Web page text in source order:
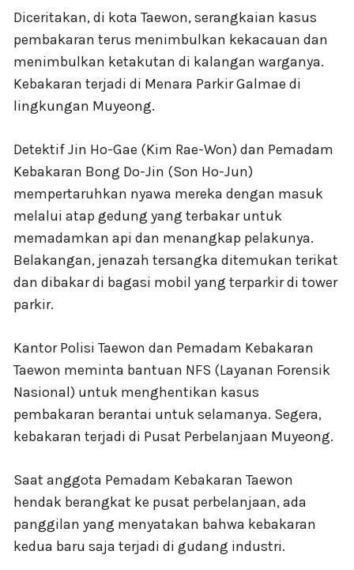
Diceritakan, di kota Taewon, serangkaian kasus
pembakaran terus menimbulkan kekacauan dan
menimbulkan ketakutan di kalangan warganya.
Kebakaran terjadi di Menara Parkir Galmae di
lingkungan Muyeong.
Detektif Jin Ho-Gae (Kim Rae-Won) dan Pemadam
Kebakaran Bong Do-Jin (Son Ho-Jun)
mempertaruhkan nyawa mereka dengan masuk
melalui atap gedung yang terbakar untuk
memadamkan api dan menangkap pelakunya.
Belakangan, jenazah tersangka ditemukan terikat
dan dibakar di bagasi mobil yang terparkir di tower
parkir.
Kantor Polisi Taewon dan Pemadam Kebakaran
Taewon meminta bantuan NFS (Layanan Forensik
Nasional) untuk menghentikan kasus
pembakaran berantai untuk selamanya. Segera,
kebakaran terjadi di Pusat Perbelanjaan Muyeong.
Saat anggota Pemadam Kebakaran Taewon
hendak berangkat ke pusat perbelanjaan, ada
panggilan yang menyatakan bahwa kebakaran
kedua baru saja terjadi di gudang industri.